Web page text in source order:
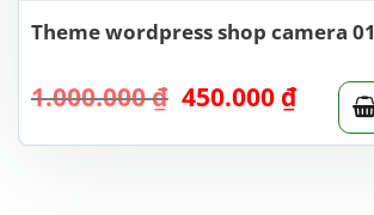
Theme wordpress shop camera 01
1.000.000₫ Giá
là:
450.000 ₫Giá
hiện
tại